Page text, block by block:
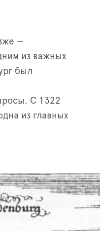
—
из важных
был
С 1322
из главных